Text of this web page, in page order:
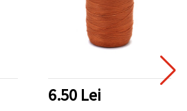
6.50 Lei